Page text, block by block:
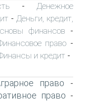
- Денежное
- Деньги, кредит,
финансов -
право -
и кредит -
право -
право -